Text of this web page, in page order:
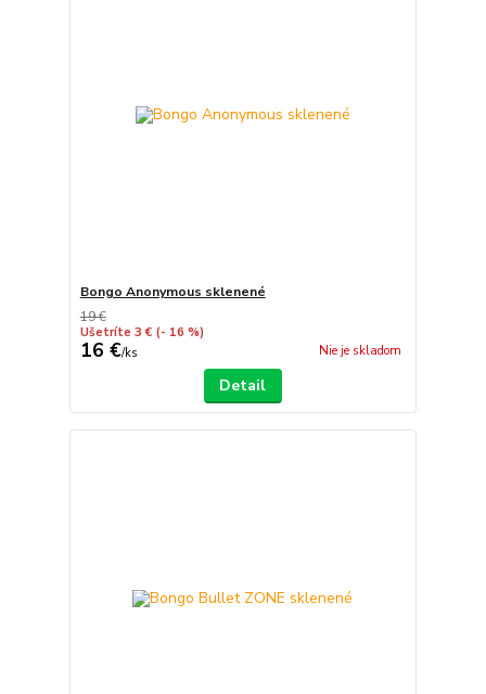
Bongo Anonymous sklenené
19 €
Ušetríte 3 € (- 16 %)
16 €/ks Nie je skladom
Detail